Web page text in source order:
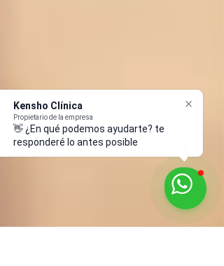
Kensho Clínica
Propietario de la empresa
👋 ¿En qué podemos ayudarte? te
responderé lo antes posible